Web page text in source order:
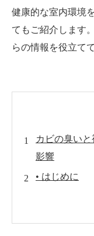
健康的な室内環境
てもご紹介します
らの情報を役立て
カビの臭い
影響
• はじめに